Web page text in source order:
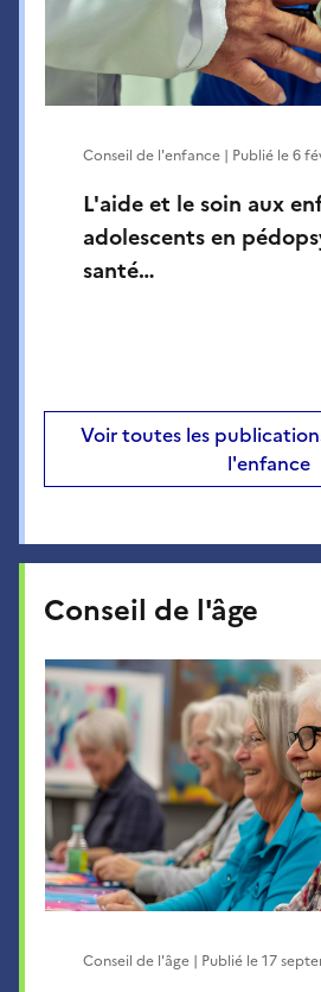
L'aide et le soin aux
adolescents en
santé…
Conseil de l'enfance | Publié le6
Voir toutes les
l'enfance
Conseil de l'âge
Conseil de l'âge | Publié le17